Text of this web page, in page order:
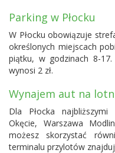
Parking w Płocku
W Płocku obowiązuje
określonych miejscach
piątku, w godzinach 8-
wynosi 2 zł.
Wynajem aut na
Dla Płocka
Okęcie, Warszawa Modlin
możesz skorzystać
terminalu przylotów